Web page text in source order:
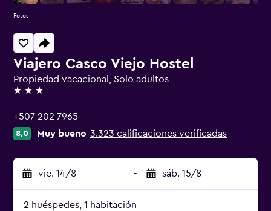
Viajero Casco Viejo Hostel
Propiedad vacacional, Solo adultos
3 estrellas
+507 202 7965
8,0 Muy bueno 3.323 calificaciones verificadas
vie. 14/8 - sáb. 15/8
2 huéspedes, 1 habitación
Fotos